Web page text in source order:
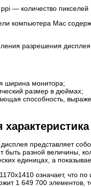
— количество
компьютера Mac
разрешения
ширина монитора;
размер в дюймах;
способность,
представляет
быть разной величины,
единицах, а
означает, что
1 649 700 элементов,